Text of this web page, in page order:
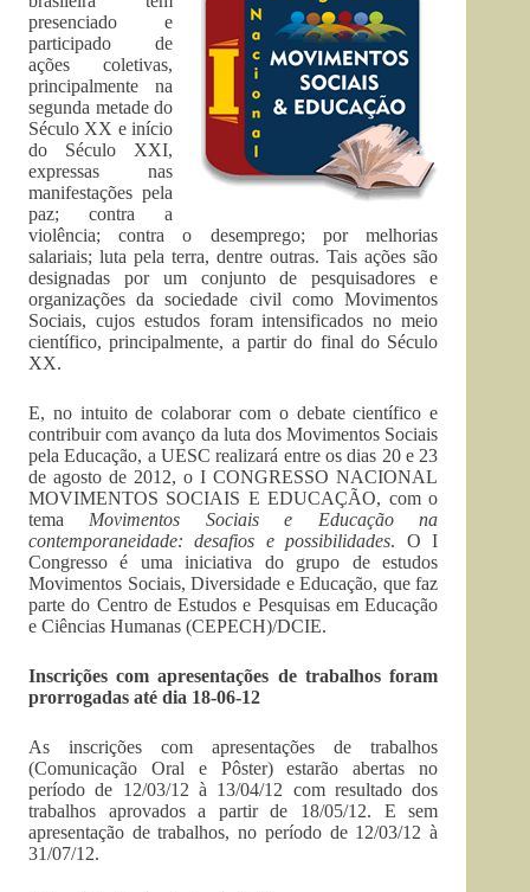
presenciado e
participado de
ações coletivas,
principalmente na
segunda metade do
Século XX e início
do Século XXI,
expressas nas
manifestações pela
paz; contra a
violência; contra o desemprego; por melhorias
salariais; luta pela terra, dentre outras. Tais ações são
designadas por um conjunto de pesquisadores e
organizações da sociedade civil como Movimentos
Sociais, cujos estudos foram intensificados no meio
científico, principalmente, a partir do final do Século
XX.
E, no intuito de colaborar com o debate científico e
contribuir com avanço da luta dos Movimentos Sociais
pela Educação, a UESC realizará entre os dias 20 e 23
de agosto de 2012, o I CONGRESSO NACIONAL
MOVIMENTOS SOCIAIS E EDUCAÇÃO, com o
tema Movimentos Sociais e Educação na
contemporaneidade: desafios e possibilidades. O I
Congresso é uma iniciativa do grupo de estudos
Movimentos Sociais, Diversidade e Educação, que faz
parte do Centro de Estudos e Pesquisas em Educação
e Ciências Humanas (CEPECH)/DCIE.
Inscrições com apresentações de trabalhos foram
prorrogadas até dia 18-06-12
As inscrições com apresentações de trabalhos
(Comunicação Oral e Pôster) estarão abertas no
período de 12/03/12 à 13/04/12 com resultado dos
trabalhos aprovados a partir de 18/05/12. E sem
apresentação de trabalhos, no período de 12/03/12 à
31/07/12.